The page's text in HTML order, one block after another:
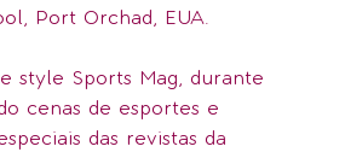
Port Orchad, EUA.
style Sports Mag, durante
cenas de esportes e
das revistas da